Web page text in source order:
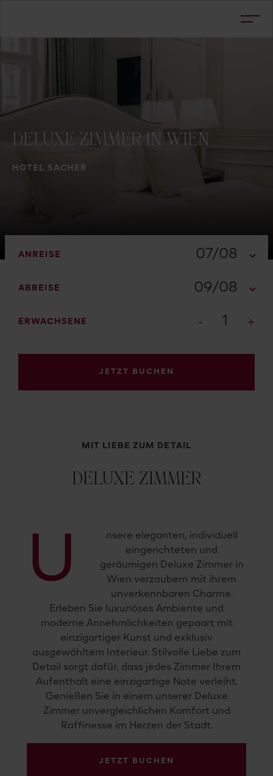
HOTEL SACHER
DELUXE ZIMMER IN WIEN
ANREISE 07/08
ABREISE 09/08
ERWACHSENE 1
JETZT BUCHEN
MIT LIEBE ZUM DETAIL
DELUXE ZIMMER
U
nsere eleganten, individuell
eingerichteten und
geräumigen Deluxe Zimmer in
Wien verzaubern mit ihrem
unverkennbaren Charme.
Erleben Sie luxuriöses Ambiente und
moderne Annehmlichkeiten gepaart mit
einzigartiger Kunst und exklusiv
ausgewähltem Interieur. Stilvolle Liebe zum
Detail sorgt dafür, dass jedes Zimmer Ihrem
Aufenthalt eine einzigartige Note verleiht.
Genießen Sie in einem unserer Deluxe
Zimmer unvergleichlichen Komfort und
Raffinesse im Herzen der Stadt.
JETZT BUCHEN